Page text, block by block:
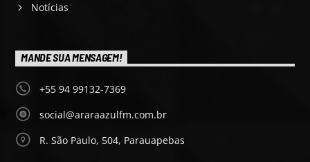
Notícias
MANDE SUA MENSAGEM!
+55 94 99132-7369
social@araraazulfm.com.br
R. São Paulo, 504, Parauapebas